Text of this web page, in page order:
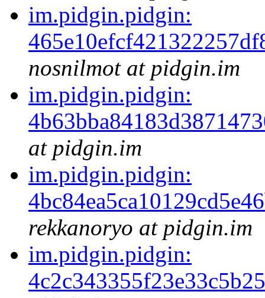
im.pidgin.pidgin:
nosnilmot at pidgin.im
im.pidgin.pidgin:
at pidgin.im
im.pidgin.pidgin:
rekkanoryo at pidgin.im
im.pidgin.pidgin: